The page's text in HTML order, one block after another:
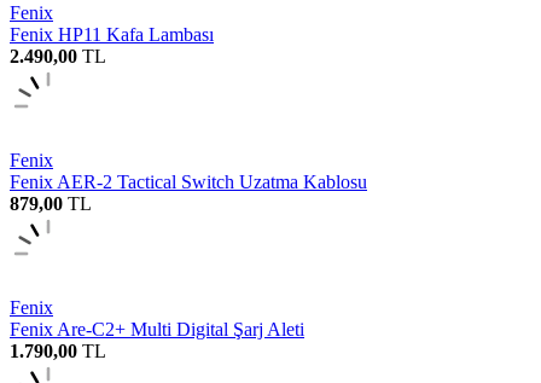
Fenix
Fenix HP11 Kafa Lambası
2.490,00 TL
Fenix
Fenix AER-2 Tactical Switch Uzatma Kablosu
879,00 TL
Fenix
Fenix Are-C2+ Multi Digital Şarj Aleti
1.790,00 TL